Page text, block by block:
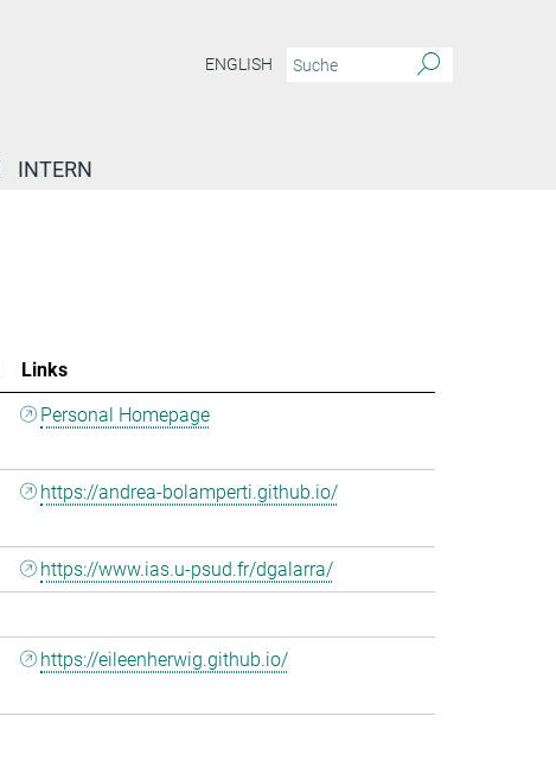
ENGLISH
INTERN
Links
Personal Homepage
https://andrea-bolamperti.github.io/
https://www.ias.u-psud.fr/dgalarra/
https://eileenherwig.github.io/